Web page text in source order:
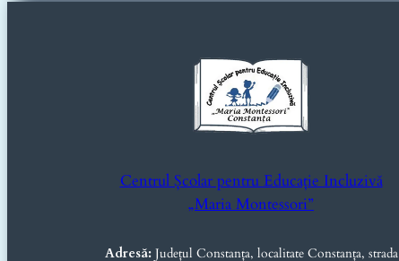
Centrul Școlar pentru Educație Incluzivă
„Maria Montessori”
Adresă:Județul Constanța, localitate Constanța, strada